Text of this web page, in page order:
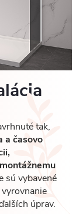
tak,
a časovo
sú vybavené
úprav.